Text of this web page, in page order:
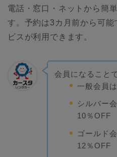
電話・窓口・ネットから簡
す。予約は3カ月前から可
ビスが利用できます。
会員になること
一般会員
シルバー
10％OFF
ゴールド
12％OFF